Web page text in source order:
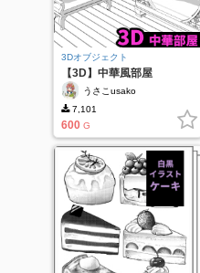
3Dオブジェクト
【3D】中華風部屋
うさこusako
7,101
600 G